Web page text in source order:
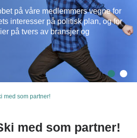
på våre medlemmers vegne for
interesser på politisk plan, og for
på tvers av bransjer og
deg et sterkt nettverk, og delta
kurs og samlinger. Du får
og du har mulighet til å påvirke
sammen med oss.
med som partner!
med som partner!